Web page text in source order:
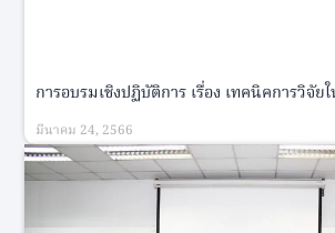
การอบรมเชิงปฏิบัติการ เรื่อง เทคนิคการวิจัย
มีนาคม 24, 2566